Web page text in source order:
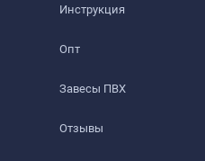
Инструкция
Опт
Завесы ПВХ
Отзывы